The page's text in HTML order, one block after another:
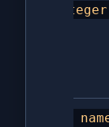
As Integer
ByVal